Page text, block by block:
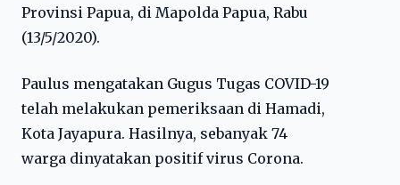
Provinsi Papua, di Mapolda Papua, Rabu
(13/5/2020).
Paulus mengatakan Gugus Tugas COVID-19
telah melakukan pemeriksaan di Hamadi,
Kota Jayapura. Hasilnya, sebanyak 74
warga dinyatakan positif virus Corona.